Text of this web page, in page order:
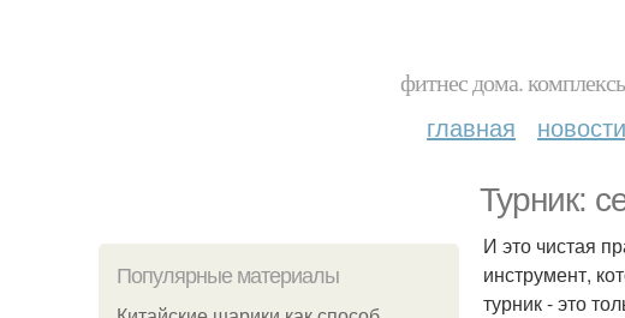
фитнес дома.
главная новости
Турник:
Популярные материалы
И это чистая
инструмент,
турник - это